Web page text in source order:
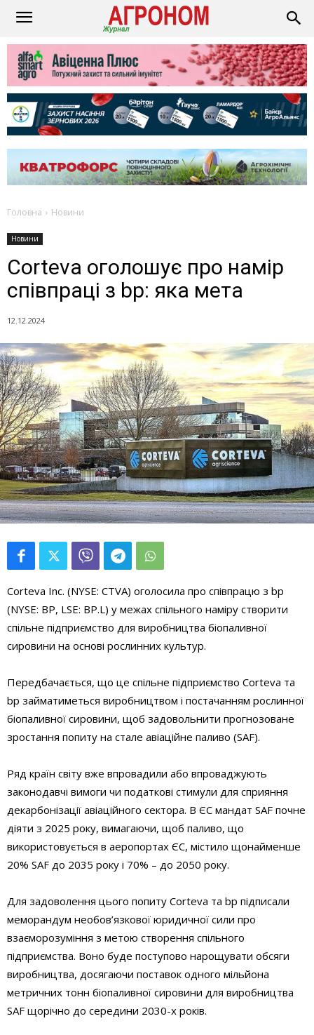
Головна Новини
Новини
Corteva оголошує про намір
співпраці з bp: яка мета
12.12.2024
Corteva Inc. (NYSE: CTVA) оголосила про співпрацю з bp
(NYSE: BP, LSE: BP.L) у межах спільного наміру створити
спільне підприємство для виробництва біопаливної
сировини на основі рослинних культур.
Передбачається, що це спільне підприємство Corteva та
bp займатиметься виробництвом і постачанням рослинної
біопаливної сировини, щоб задовольнити прогнозоване
зростання попиту на стале авіаційне паливо (SAF).
Ряд країн світу вже впровадили або впроваджують
законодавчі вимоги чи податкові стимули для сприяння
декарбонізації авіаційного сектора. В ЄС мандат SAF почне
діяти з 2025 року, вимагаючи, щоб паливо, що
використовується в аеропортах ЄС, містило щонайменше
20% SAF до 2035 року і 70% – до 2050 року.
Для задоволення цього попиту Corteva та bp підписали
меморандум необов’язкової юридичної сили про
взаєморозуміння з метою створення спільного
підприємства. Воно буде поступово нарощувати обсяги
виробництва, досягаючи поставок одного мільйона
метричних тонн біопаливної сировини для виробництва
SAF щорічно до середини 2030-х років.